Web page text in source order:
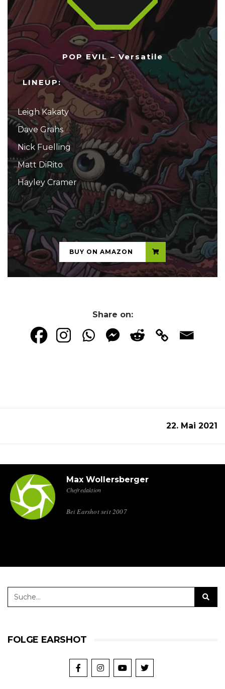
POP EVIL – Versatile
LINEUP:
Leigh Kakaty
Dave Grahs
Nick Fuelling
Matt DiRito
Hayley Cramer
...
BUY ON AMAZON
Share on:
22. Mai 2021
Max Wollersberger
Chefredaktion
Bei Earshot seit 2007
FOLGE EARSHOT